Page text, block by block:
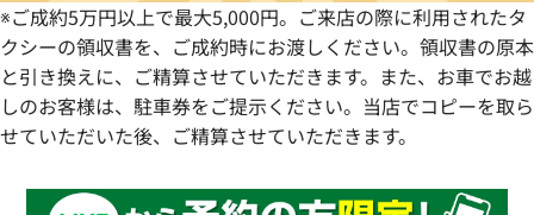
※ご成約5万円以上で最大5,000円。ご来店の際に利用されたタ
クシーの領収書を、ご成約時にお渡しください。領収書の原本
と引き換えに、ご精算させていただきます。また、お車でお越
しのお客様は、駐車券をご提示ください。当店でコピーを取ら
せていただいた後、ご精算させていただきます。